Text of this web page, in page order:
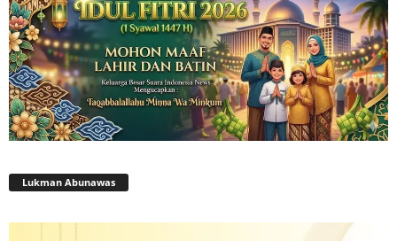
Lukman Abunawas